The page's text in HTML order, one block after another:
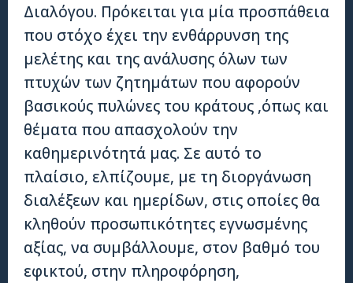
Διαλόγου. Πρόκειται για μία προσπάθεια
που στόχο έχει την ενθάρρυνση της
μελέτης και της ανάλυσης όλων των
πτυχών των ζητημάτων που αφορούν
βασικούς πυλώνες του κράτους ,όπως και
θέματα που απασχολούν την
καθημερινότητά μας. Σε αυτό το
πλαίσιο, ελπίζουμε, με τη διοργάνωση
διαλέξεων και ημερίδων, στις οποίες θα
κληθούν προσωπικότητες εγνωσμένης
αξίας, να συμβάλλουμε, στον βαθμό του
εφικτού, στην πληροφόρηση,